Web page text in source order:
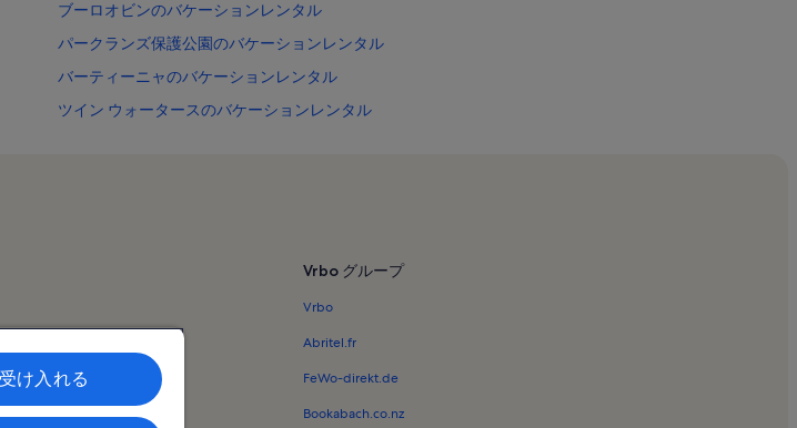
ブーロオビンのバケーションレンタル
パークランズ保護公園のバケーションレンタル
バーティーニャのバケーションレンタル
ツイン ウォータースのバケーションレンタル
マルーチドールのバケーションレンタル
マルチードア ビーチのバケーションレンタル
サンシャイン コーストのバケーションレンタル
コットンツリーのバケーションレンタル
アレキサンドラ ヘッドランドのバケーションレンタル
Vrbo グループ
Vrbo
Abritel.fr
FeWo-direkt.de
Bookabach.co.nz
受け入れる